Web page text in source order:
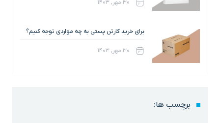
۳۰ مهر, ۱۴۰۳
برای خرید کارتن پستی به چه مواردی توجه کنیم؟
۳۰ مهر, ۱۴۰۳
برچسب ها: